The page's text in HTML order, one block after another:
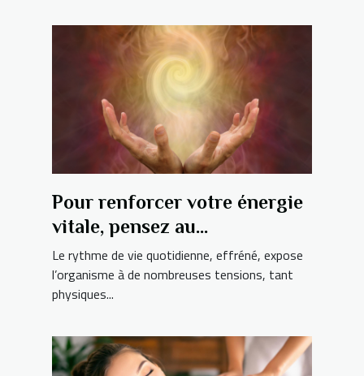
Pour renforcer votre énergie
vitale, pensez au
rééquilibrage énergétique !
Le rythme de vie quotidienne, effréné, expose
l’organisme à de nombreuses tensions, tant
physiques...